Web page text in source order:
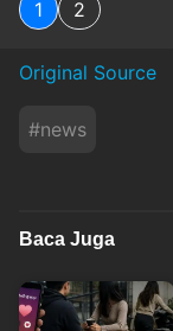
1 2
Original Source
#news
Baca Juga